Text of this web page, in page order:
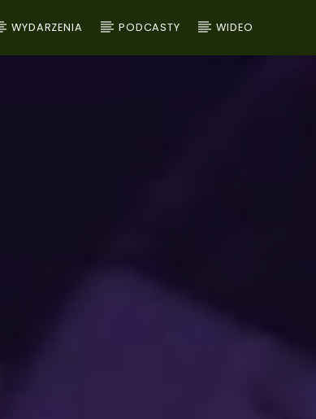
WYDARZENIA PODCASTY WIDEO